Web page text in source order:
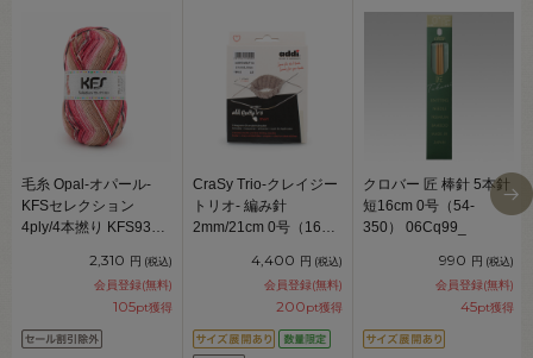
毛糸 Opal-オパール-
KFSセレクション
4ply/4本撚り KFS932.
2,310 円 (税込)
会員登録(無料)
105pt獲得
CraSy Trio-クレイジー
トリオ- 編み針
2mm/21cm 0号（160-
4,400 円 (税込)
会員登録(無料)
200pt獲得
クロバー 匠 棒針 5本針
短16cm 0号（54-
350） 06Cq99_
990 円 (税込)
会員登録(無料)
45pt獲得